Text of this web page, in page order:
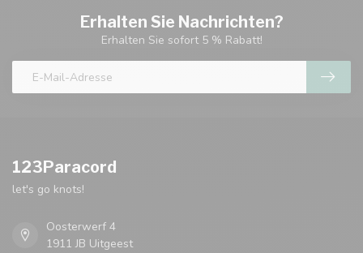
Erhalten Sie Nachrichten?
Erhalten Sie sofort 5 % Rabatt!
123Paracord
let's go knots!
Oosterwerf 4
1911 JB Uitgeest